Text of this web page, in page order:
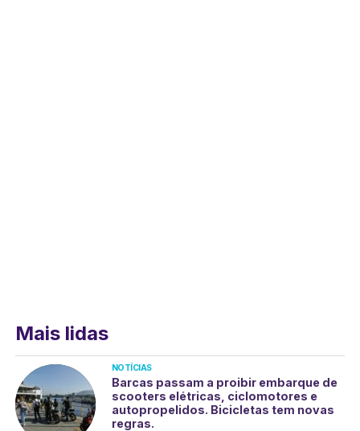
Mais lidas
NOTÍCIAS
Barcas passam a proibir embarque de
scooters elétricas, ciclomotores e
autopropelidos. Bicicletas tem novas
regras.